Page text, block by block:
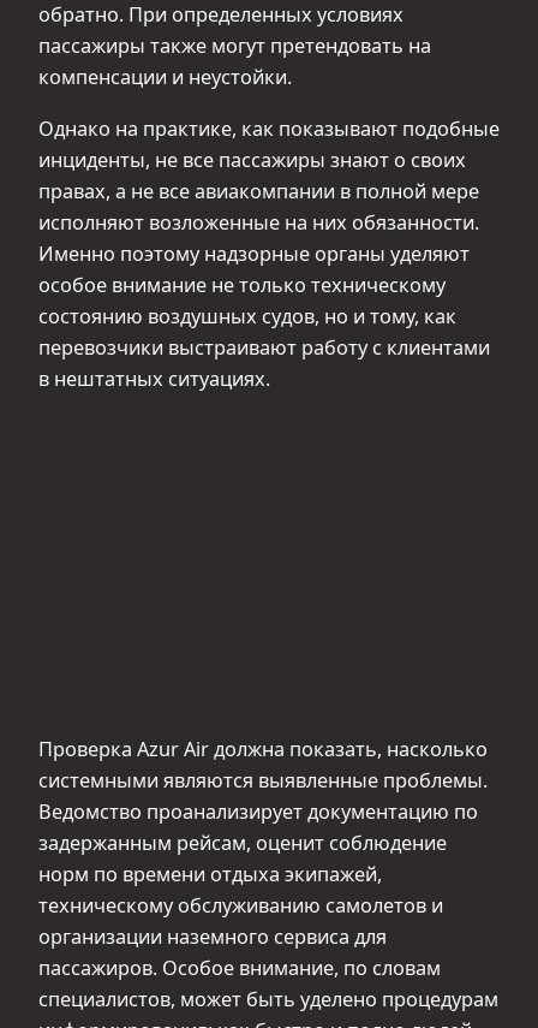
обратно. При определенных условиях
пассажиры также могут претендовать на
компенсации и неустойки.
Однако на практике, как показывают подобные
инциденты, не все пассажиры знают о своих
правах, а не все авиакомпании в полной мере
исполняют возложенные на них обязанности.
Именно поэтому надзорные органы уделяют
особое внимание не только техническому
состоянию воздушных судов, но и тому, как
перевозчики выстраивают работу с клиентами
в нештатных ситуациях.
Проверка Azur Air должна показать, насколько
системными являются выявленные проблемы.
Ведомство проанализирует документацию по
задержанным рейсам, оценит соблюдение
норм по времени отдыха экипажей,
техническому обслуживанию самолетов и
организации наземного сервиса для
пассажиров. Особое внимание, по словам
специалистов, может быть уделено процедурам